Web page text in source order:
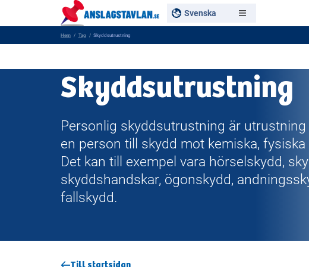
Svenska
Hem Tag Skyddsutrustning
Skyddsutrustning
Personlig skyddsutrustning är
en person till skydd mot kemiska,
Det kan till exempel vara hörselskydd,
skyddshandskar, ögonskydd,
fallskydd.
Till startsidan